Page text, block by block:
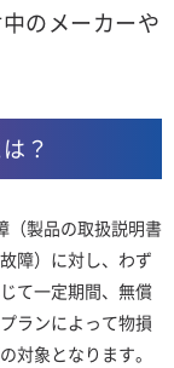
のメーカーや
？
（製品の取扱説明書
障）に対し、わず
て一定期間、無償
ランによって物損
対象となります。